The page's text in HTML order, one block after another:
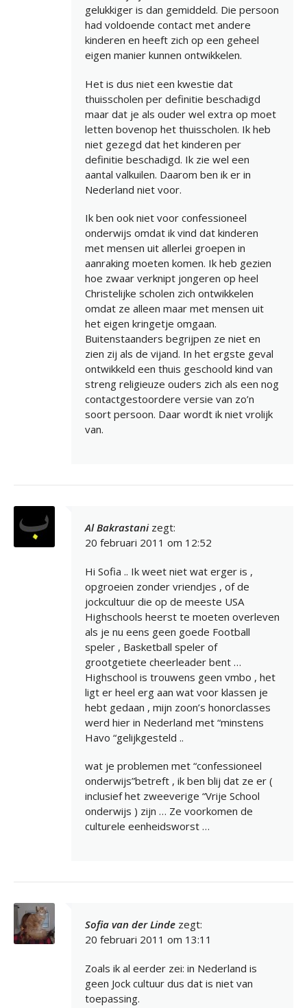
gelukkiger is dan gemiddeld. Die persoon
had voldoende contact met andere
kinderen en heeft zich op een geheel
eigen manier kunnen ontwikkelen.
Het is dus niet een kwestie dat
thuisscholen per definitie beschadigd
maar dat je als ouder wel extra op moet
letten bovenop het thuisscholen. Ik heb
niet gezegd dat het kinderen per
definitie beschadigd. Ik zie wel een
aantal valkuilen. Daarom ben ik er in
Nederland niet voor.
Ik ben ook niet voor confessioneel
onderwijs omdat ik vind dat kinderen
met mensen uit allerlei groepen in
aanraking moeten komen. Ik heb gezien
hoe zwaar verknipt jongeren op heel
Christelijke scholen zich ontwikkelen
omdat ze alleen maar met mensen uit
het eigen kringetje omgaan.
Buitenstaanders begrijpen ze niet en
zien zij als de vijand. In het ergste geval
ontwikkeld een thuis geschoold kind van
streng religieuze ouders zich als een nog
contactgestoordere versie van zo’n
soort persoon. Daar wordt ik niet vrolijk
van.
Al Bakrastani zegt:
20 februari 2011 om 12:52
Hi Sofia .. Ik weet niet wat erger is ,
opgroeien zonder vriendjes , of de
jockcultuur die op de meeste USA
Highschools heerst te moeten overleven
als je nu eens geen goede Football
speler , Basketball speler of
grootgetiete cheerleader bent …
Highschool is trouwens geen vmbo , het
ligt er heel erg aan wat voor klassen je
hebt gedaan , mijn zoon’s honorclasses
werd hier in Nederland met “minstens
Havo “gelijkgesteld ..
wat je problemen met “confessioneel
onderwijs”betreft , ik ben blij dat ze er (
inclusief het zweeverige “Vrije School
onderwijs ) zijn … Ze voorkomen de
culturele eenheidsworst …
Sofia van der Linde zegt:
20 februari 2011 om 13:11
Zoals ik al eerder zei: in Nederland is
geen Jock cultuur dus dat is niet van
toepassing.